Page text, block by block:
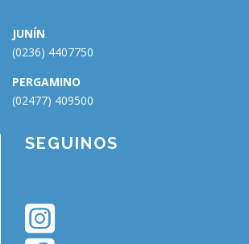
JUNÍN
(0236) 4407750
PERGAMINO
(02477) 409500
SEGUINOS